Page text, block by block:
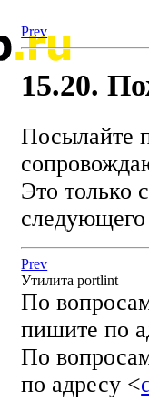
Prev
15.20.
Посылайте
Это только
следующего
Prev
Утилита portlint
По
пишите по
По
по адресу <